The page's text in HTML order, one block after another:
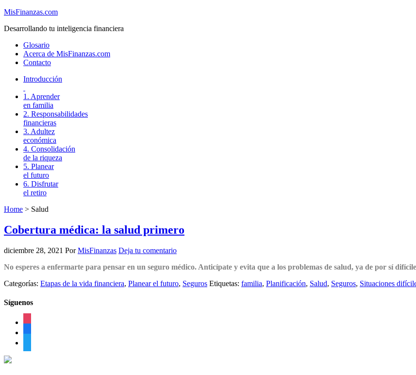
MisFinanzas.com
Desarrollando tu inteligencia financiera
Glosario
Acerca de MisFinanzas.com
Contacto
Introducción
1. Aprender
en familia
2. Responsabilidades
financieras
3. Adultez
económica
4. Consolidación
de la riqueza
5. Planear
el futuro
6. Disfrutar
el retiro
Home > Salud
Cobertura médica: la salud primero
diciembre 28, 2021 PorMisFinanzas Deja tu comentario
No esperes a enfermarte para pensar en un seguro médico. Anticípate y evita que a los problemas de salud, ya de por sí
Categorías: Etapas de la vida financiera, Planear el futuro, Seguros Etiquetas: familia, Planificación, Salud, Seguros, Situaciones
Síguenos